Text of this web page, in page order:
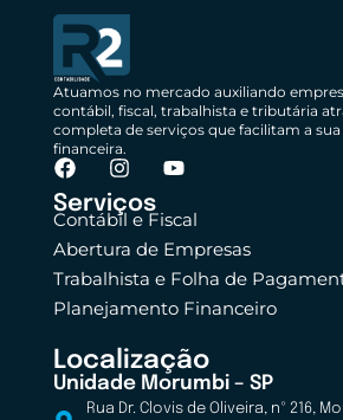
Atuamos no mercado auxiliando
contábil, fiscal, trabalhista e tributária
completa de serviços que facilitam a
financeira.
Serviços
Contábil e Fiscal
Abertura de Empresas
Trabalhista e Folha de
Planejamento Financeiro
Localização
Unidade Morumbi – SP
Rua Dr. Clovis de Oliveira, nº 216,